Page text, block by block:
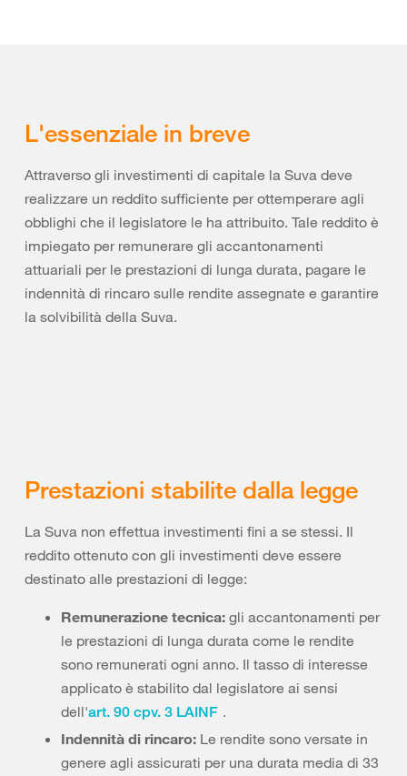
L'essenziale in breve
Attraverso gli investimenti di capitale la Suva deve
realizzare un reddito sufficiente per ottemperare agli
obblighi che il legislatore le ha attribuito. Tale reddito è
impiegato per remunerare gli accantonamenti
attuariali per le prestazioni di lunga durata, pagare le
indennità di rincaro sulle rendite assegnate e garantire
la solvibilità della Suva.
Prestazioni stabilite dalla legge
La Suva non effettua investimenti fini a se stessi. Il
reddito ottenuto con gli investimenti deve essere
destinato alle prestazioni di legge:
Remunerazione tecnica: gli accantonamenti per
le prestazioni di lunga durata come le rendite
sono remunerati ogni anno. Il tasso di interesse
applicato è stabilito dal legislatore ai sensi
dell'art. 90 cpv. 3 LAINF .
Indennità di rincaro: Le rendite sono versate in
genere agli assicurati per una durata media di 33